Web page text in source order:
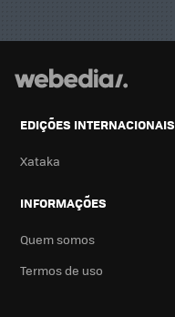
EDIÇÕES INTERNACIONAIS
Xataka
INFORMAÇÕES
Quem somos
Termos de uso